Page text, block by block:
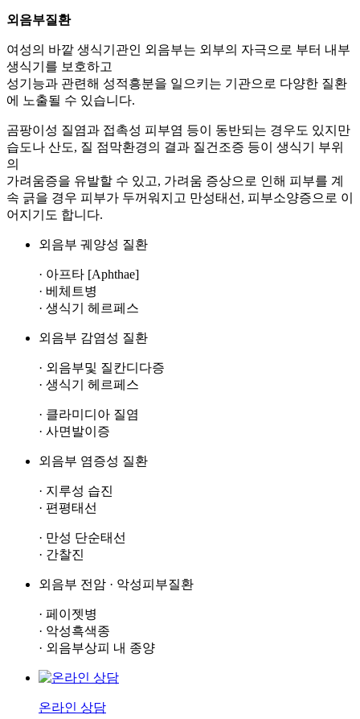
외음부질환
여성의 바깥 생식기관인 외음부는 외부의 자극으로 부터 내부
생식기를 보호하고
성기능과 관련해 성적흥분을 일으키는 기관으로 다양한 질환
에 노출될 수 있습니다.
곰팡이성 질염과 접촉성 피부염 등이 동반되는 경우도 있지만
습도나 산도, 질 점막환경의 결과 질건조증 등이 생식기 부위
의
가려움증을 유발할 수 있고, 가려움 증상으로 인해 피부를 계
속 긁을 경우 피부가 두꺼워지고 만성태선, 피부소양증으로 이
어지기도 합니다.
외음부 궤양성 질환
· 아프타 [Aphthae]
· 베체트병
· 생식기 헤르페스
외음부 감염성 질환
· 외음부및 질칸디다증
· 생식기 헤르페스
· 클라미디아 질염
· 사면발이증
외음부 염증성 질환
· 지루성 습진
· 편평태선
· 만성 단순태선
· 간찰진
외음부 전암 · 악성피부질환
· 페이젯병
· 악성흑색종
· 외음부상피 내 종양
온라인 상담